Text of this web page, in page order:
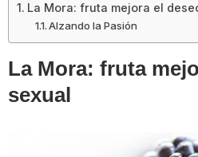
La Mora: fruta mejora el
Alzando la Pasión
La Mora: fruta
sexual